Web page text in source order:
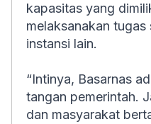
kapasitas yang
melaksanakan
instansi lain.
“Intinya, Basarnas
tangan pemerintah.
dan masyarakat